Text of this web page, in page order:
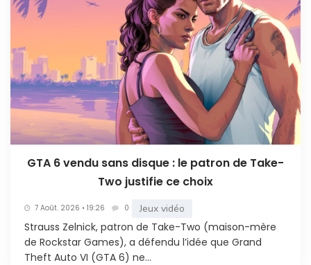
GTA 6 vendu sans disque : le patron de Take-
Two justifie ce choix
7 Août. 2026 • 19:26 0 Jeux vidéo
Strauss Zelnick, patron de Take-Two (maison-mère
de Rockstar Games), a défendu l’idée que Grand
Theft Auto VI (GTA 6) ne...